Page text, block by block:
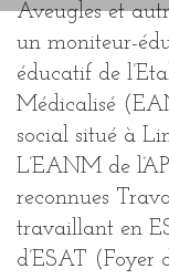
Aveugles et
un moniteur-
éducatif de
Médicalisé
social situé à
L’EANM de
reconnues
travaillant en
d’ESAT (Foyer